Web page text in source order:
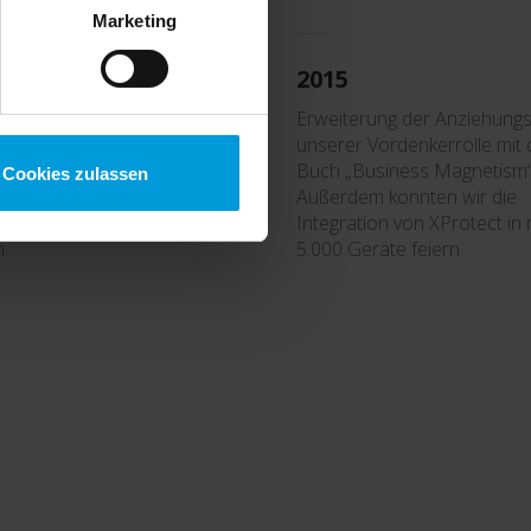
Marketing
Cookies zulassen
des Copenhagen
mit dem Versprechen, die
für ein
2015
Erweiterung der
unserer Vordenkerrolle mit
Buch „Business
Außerdem konnten wir die
Integration von XProtect in
5.000 Geräte feiern.